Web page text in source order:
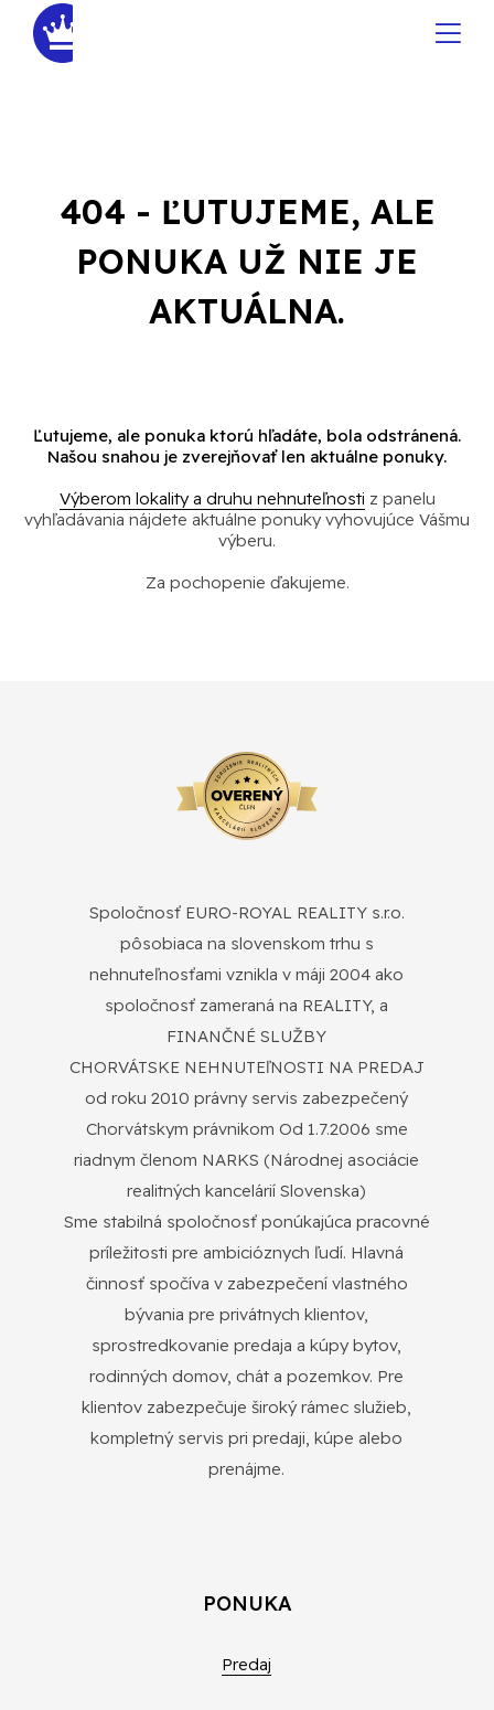
404 - ĽUTUJEME, ALE
PONUKA UŽ NIE JE
AKTUÁLNA.
Ľutujeme, ale ponuka ktorú hľadáte, bola odstránená.
Našou snahou je zverejňovať len aktuálne ponuky.
Výberom lokality a druhu nehnuteľnosti z panelu
vyhľadávania nájdete aktuálne ponuky vyhovujúce Vášmu
výberu.
Za pochopenie ďakujeme.
Spoločnosť EURO-ROYAL REALITY s.r.o.
pôsobiaca na slovenskom trhu s
nehnuteľnosťami vznikla v máji 2004 ako
spoločnosť zameraná na REALITY, a
FINANČNÉ SLUŽBY
CHORVÁTSKE NEHNUTEľNOSTI NA PREDAJ
od roku 2010 právny servis zabezpečený
Chorvátskym právnikom Od 1.7.2006 sme
riadnym členom NARKS (Národnej asociácie
realitných kancelárií Slovenska)
Sme stabilná spoločnosť ponúkajúca pracovné
príležitosti pre ambicióznych ľudí. Hlavná
činnosť spočíva v zabezpečení vlastného
bývania pre privátnych klientov,
sprostredkovanie predaja a kúpy bytov,
rodinných domov, chát a pozemkov. Pre
klientov zabezpečuje široký rámec služieb,
kompletný servis pri predaji, kúpe alebo
prenájme.
PONUKA
Predaj